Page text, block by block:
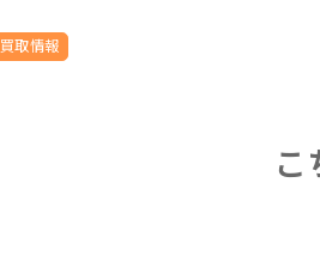
買取情報
こ